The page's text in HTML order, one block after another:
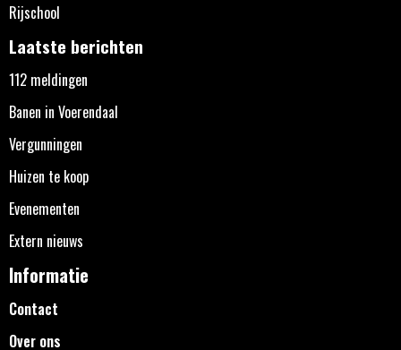
Rijschool
Laatste berichten
112 meldingen
Banen in Voerendaal
Vergunningen
Huizen te koop
Evenementen
Extern nieuws
Informatie
Contact
Over ons